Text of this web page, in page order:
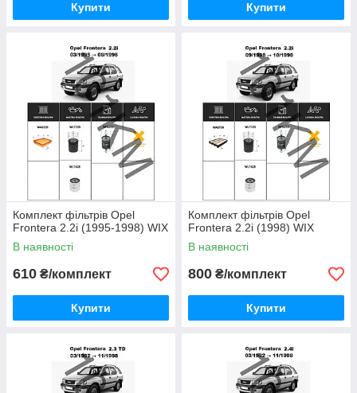
Купити Купити
Комплект фільтрів Opel
Frontera 2.2i (1995-1998) WIX
В наявності
610 ₴/комплект
Купити
Комплект фільтрів Opel
Frontera 2.2i (1998) WIX
В наявності
800 ₴/комплект
Купити